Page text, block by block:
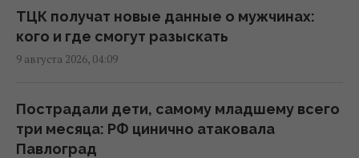
Жителей Одессы готовят к защите города
от российского десанта
Россия нанесла удар по центру
Павлограда: есть раненые
ТЦК получат новые данные о мужчинах:
кого и где смогут разыскать
9 августа 2026, 04:09
Пострадали дети, самому младшему всего
три месяца: РФ цинично атаковала
Павлоград